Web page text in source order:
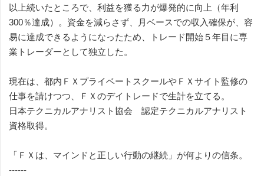
以上続いたところで、利益を獲る力が爆発的に向上（年利
300％達成）。資金を減らさず、月ベースでの収入確保が、容
易に達成できるようになったため、トレード開始５年目に専
業トレーダーとして独立した。
現在は、都内ＦＸプライベートスクールやＦＸサイト監修の
仕事を請けつつ、ＦＸのデイトレードで生計を立てる。
日本テクニカルアナリスト協会 認定テクニカルアナリスト
資格取得。
「ＦＸは、マインドと正しい行動の継続」が何よりの信条。
------